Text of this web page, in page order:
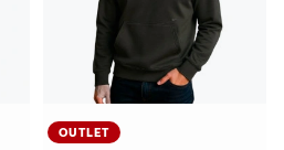
OUTLET